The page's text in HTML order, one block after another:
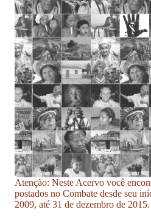
Atenção: Neste Acervo você
postados no Combate desde seu
2009, até 31 de dezembro de 2015.